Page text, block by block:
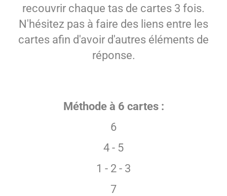
recouvrir chaque tas de cartes 3 fois.
N'hésitez pas à faire des liens entre les
cartes afin d'avoir d'autres éléments de
réponse.
Méthode à 6 cartes :
6
4 - 5
1 - 2 - 3
7